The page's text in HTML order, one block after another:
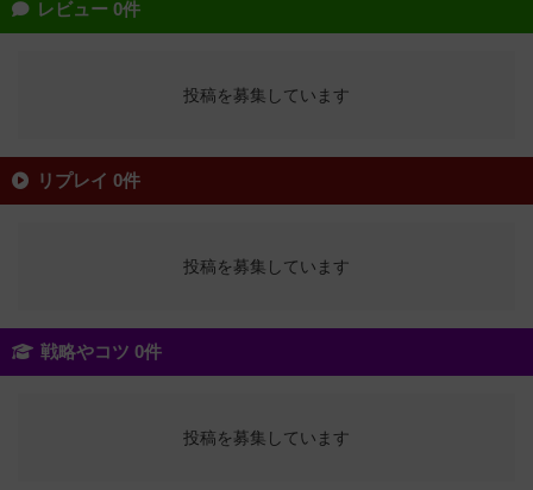
レビュー 0件
投稿を募集しています
リプレイ 0件
投稿を募集しています
戦略やコツ 0件
投稿を募集しています